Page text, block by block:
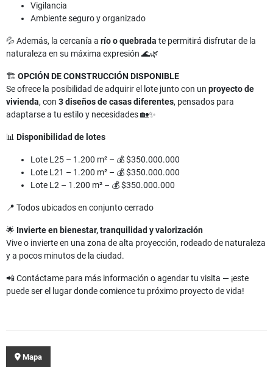
Vigilancia
Ambiente seguro y organizado
💦 Además, la cercanía a río o quebrada te permitirá disfrutar de la
naturaleza en su máxima expresión 🌊🌿
🏗️ OPCIÓN DE CONSTRUCCIÓN DISPONIBLE
Se ofrece la posibilidad de adquirir el lote junto con un proyecto de
vivienda, con 3 diseños de casas diferentes, pensados para
adaptarse a tu estilo y necesidades 🏡✨
📊 Disponibilidad de lotes
Lote L25 – 1.200 m² – 💰 $350.000.000
Lote L21 – 1.200 m² – 💰 $350.000.000
Lote L2 – 1.200 m² – 💰 $350.000.000
📍 Todos ubicados en conjunto cerrado
🌟 Invierte en bienestar, tranquilidad y valorización
Vive o invierte en una zona de alta proyección, rodeado de naturaleza
y a pocos minutos de la ciudad.
📲 Contáctame para más información o agendar tu visita — ¡este
puede ser el lugar donde comience tu próximo proyecto de vida!
Mapa